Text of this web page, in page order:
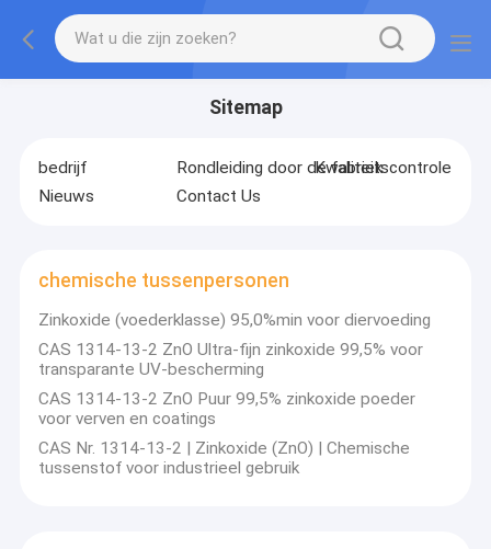
Sitemap
bedrijf Rondleiding door de fabriekKwaliteitscontrole
Nieuws
Contact Us
chemische tussenpersonen
Zinkoxide (voederklasse) 95,0%min voor diervoeding
CAS 1314-13-2 ZnO Ultra-fijn zinkoxide 99,5% voor
transparante UV-bescherming
CAS 1314-13-2 ZnO Puur 99,5% zinkoxide poeder
voor verven en coatings
CAS Nr. 1314-13-2 | Zinkoxide (ZnO) | Chemische
tussenstof voor industrieel gebruik